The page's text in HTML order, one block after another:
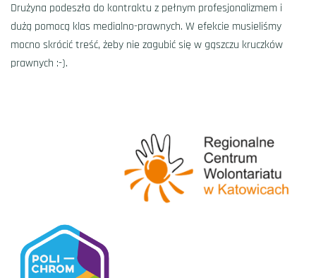
Drużyna podeszła do kontraktu z pełnym profesjonalizmem i
dużą pomocą klas medialno-prawnych. W efekcie musieliśmy
mocno skrócić treść, żeby nie zagubić się w gąszczu kruczków
prawnych :-).